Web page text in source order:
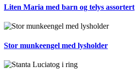
Liten Maria med barn og telys assortert
Stor munkeengel med lysholder